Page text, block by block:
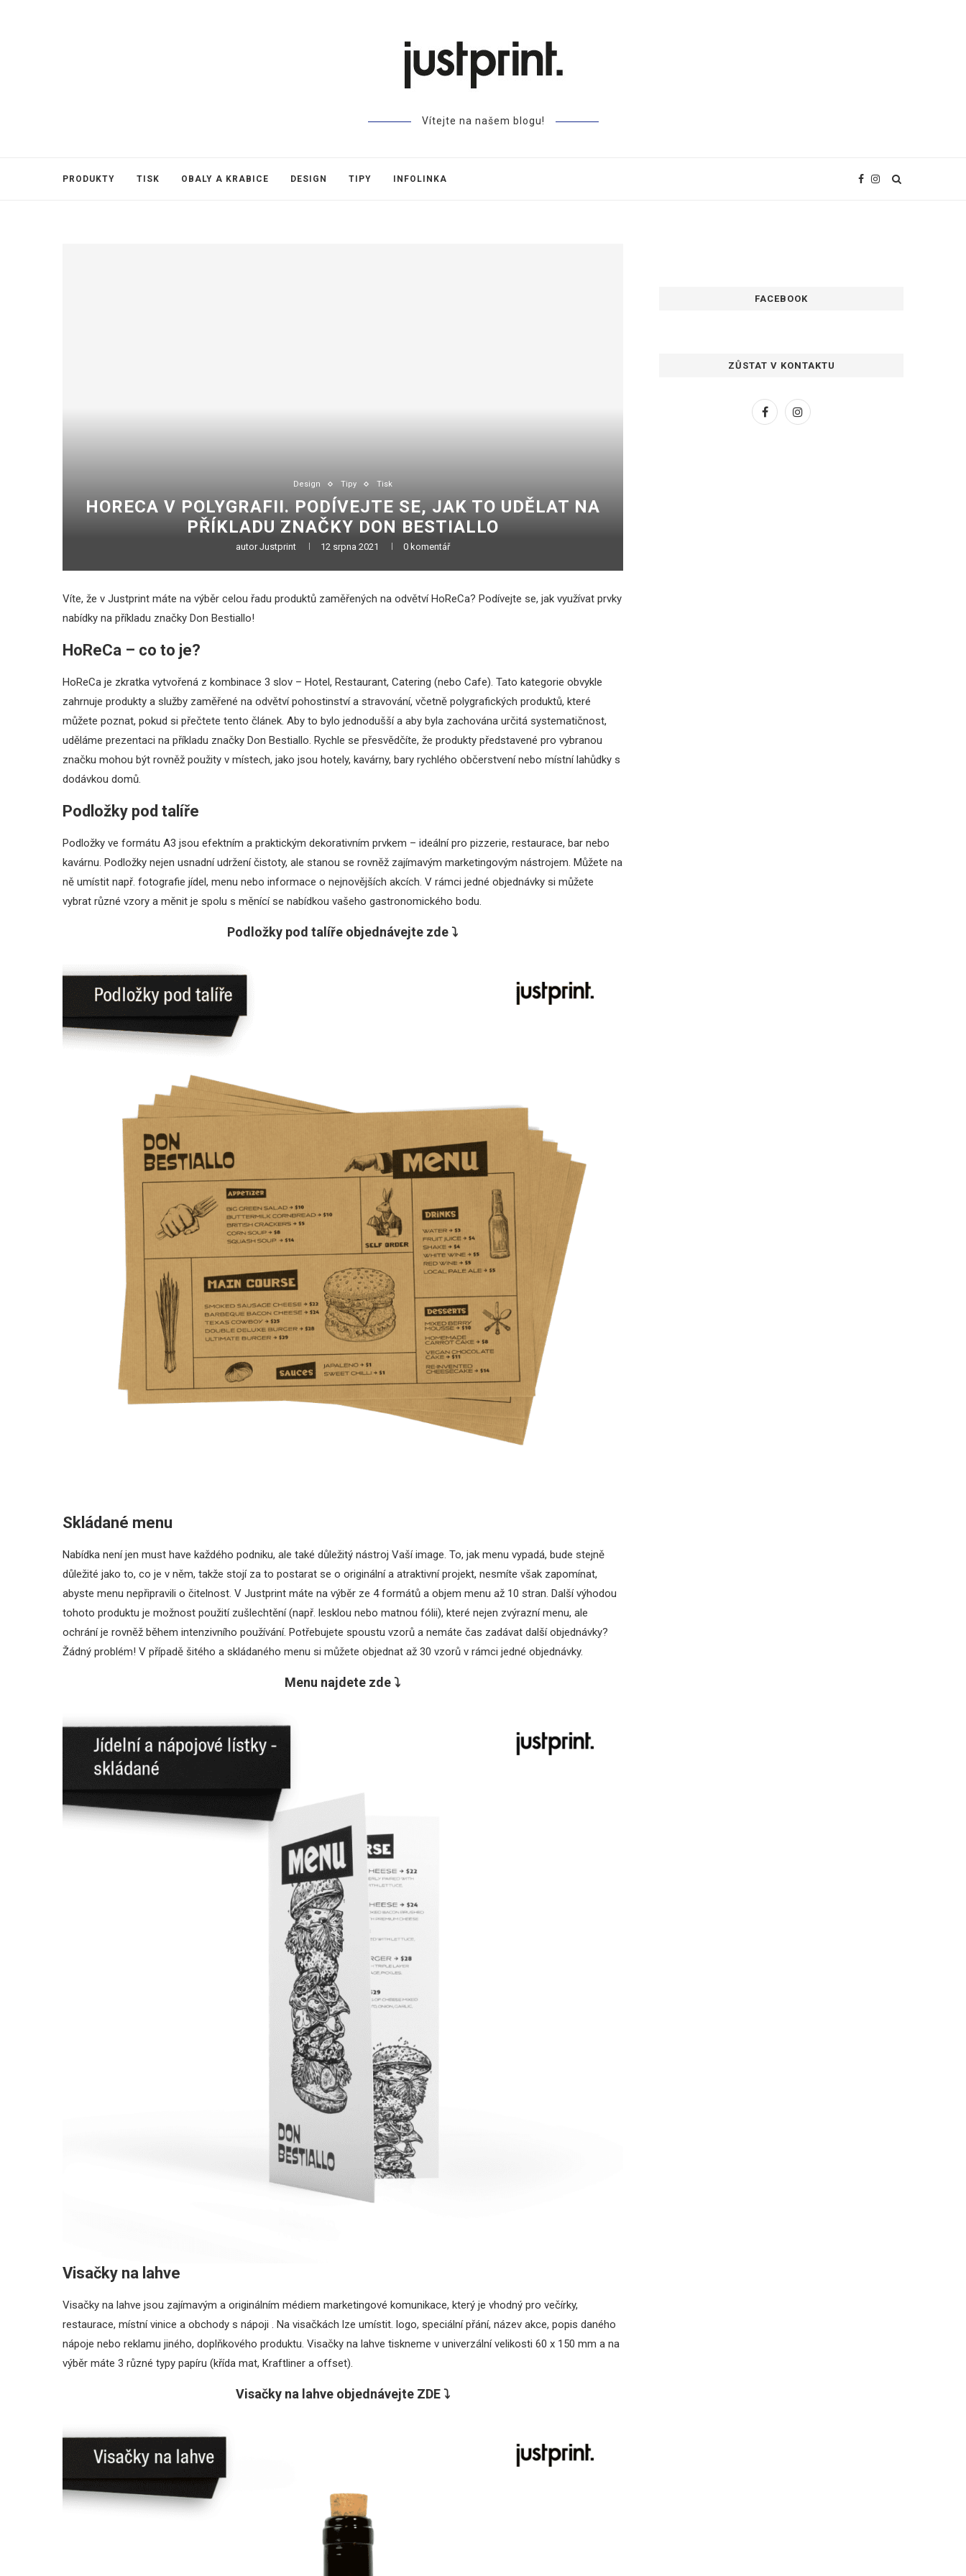
Vítejte na našem blogu!
PRODUKTY TISK OBALY A KRABICE DESIGN TIPY INFOLINKA
Design Tipy Tisk
HORECA V POLYGRAFII. PODÍVEJTE SE, JAK TO UDĚLAT NA
PŘÍKLADU ZNAČKY DON BESTIALLO
autorJustprint 12 srpna 2021 0 komentář
Víte, že v Justprint máte na výběr celou řadu produktů zaměřených na odvětví HoReCa? Podívejte se, jak využívat prvky
nabídky na příkladu značky Don Bestiallo!
HoReCa – co to je?
HoReCa je zkratka vytvořená z kombinace 3 slov – Hotel, Restaurant, Catering (nebo Cafe). Tato kategorie obvykle
zahrnuje produkty a služby zaměřené na odvětví pohostinství a stravování, včetně polygrafických produktů, které
můžete poznat, pokud si přečtete tento článek. Aby to bylo jednodušší a aby byla zachována určitá systematičnost,
uděláme prezentaci na příkladu značky Don Bestiallo. Rychle se přesvědčíte, že produkty představené pro vybranou
značku mohou být rovněž použity v místech, jako jsou hotely, kavárny, bary rychlého občerstvení nebo místní lahůdky s
dodávkou domů.
Podložky pod talíře
Podložky ve formátu A3 jsou efektním a praktickým dekorativním prvkem – ideální pro pizzerie, restaurace, bar nebo
kavárnu. Podložky nejen usnadní udržení čistoty, ale stanou se rovněž zajímavým marketingovým nástrojem. Můžete na
ně umístit např. fotografie jídel, menu nebo informace o nejnovějších akcích. V rámci jedné objednávky si můžete
vybrat různé vzory a měnit je spolu s měnící se nabídkou vašeho gastronomického bodu.
Podložky pod talíře objednávejte zde ⤵
Skládané menu
Nabídka není jen must have každého podniku, ale také důležitý nástroj Vaší image. To, jak menu vypadá, bude stejně
důležité jako to, co je v něm, takže stojí za to postarat se o originální a atraktivní projekt, nesmíte však zapomínat,
abyste menu nepřipravili o čitelnost. V Justprint máte na výběr ze 4 formátů a objem menu až 10 stran. Další výhodou
tohoto produktu je možnost použití zušlechtění (např. lesklou nebo matnou fólii), které nejen zvýrazní menu, ale
ochrání je rovněž během intenzivního používání. Potřebujete spoustu vzorů a nemáte čas zadávat další objednávky?
Žádný problém! V případě šitého a skládaného menu si můžete objednat až 30 vzorů v rámci jedné objednávky.
Menu najdete zde ⤵
Visačky na lahve
Visačky na lahve jsou zajímavým a originálním médiem marketingové komunikace, který je vhodný pro večírky,
restaurace, místní vinice a obchody s nápoji . Na visačkách lze umístit. logo, speciální přání, název akce, popis daného
nápoje nebo reklamu jiného, doplňkového produktu. Visačky na lahve tiskneme v univerzální velikosti 60 x 150 mm a na
výběr máte 3 různé typy papíru (křída mat, Kraftliner a offset).
Visačky na lahve objednávejte ZDE ⤵
FACEBOOK
ZŮSTAT V KONTAKTU